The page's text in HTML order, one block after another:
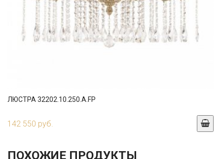
ЛЮСТРА 32202.10.250.A.FP
142 550 руб.
ПОХОЖИЕ ПРОДУКТЫ